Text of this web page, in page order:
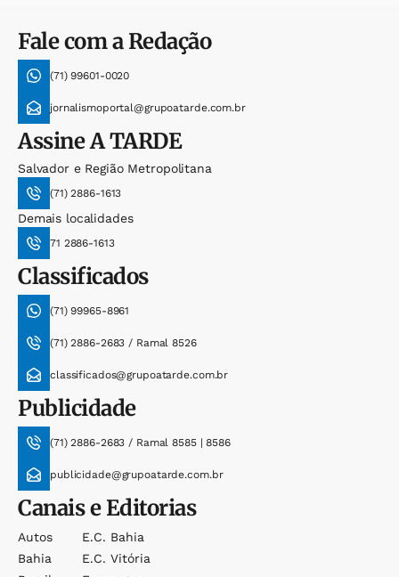
Fale com a Redação
(71) 99601-0020
jornalismoportal@grupoatarde.com.br
AssineA TARDE
Salvador e Região Metropolitana
(71) 2886-1613
Demais localidades
71 2886-1613
Classificados
(71) 99965-8961
(71) 2886-2683 / Ramal 8526
classificados@grupoatarde.com.br
Publicidade
(71) 2886-2683 / Ramal 8585 | 8586
publicidade@grupoatarde.com.br
Canais e Editorias
Autos
Bahia
E.c. Bahia
E.c. Vitória